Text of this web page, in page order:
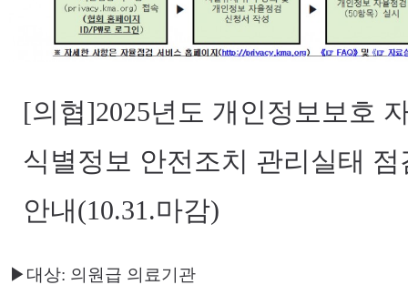
[의협]2025년도 개인정보보호
식별정보 안전조치 관리실태
안내(10.31.마감)
▶대상: 의원급 의료기관